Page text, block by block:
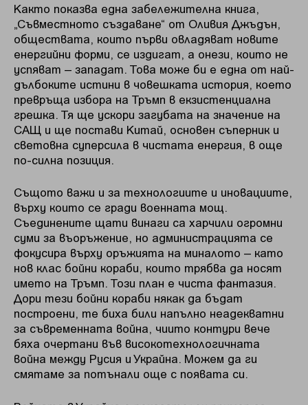
Както показва една забележителна книга,
„Съвместното създаване“ от Оливия Джъдън,
обществата, които първи овладяват новите
енергийни форми, се издигат, а онези, които не
успяват – западат. Това може би е една от най-
дълбоките истини в човешката история, което
превръща избора на Тръмп в екзистенциална
грешка. Тя ще ускори загубата на значение на
САЩ и ще постави Китай, основен съперник и
световна суперсила в чистата енергия, в още
по-силна позиция.
Същото важи и за технологиите и иновациите,
върху които се гради военната мощ.
Съединените щати винаги са харчили огромни
суми за въоръжение, но администрацията се
фокусира върху оръжията на миналото – като
нов клас бойни кораби, които трябва да носят
името на Тръмп. Този план е чиста фантазия.
Дори тези бойни кораби някак да бъдат
построени, те биха били напълно неадекватни
за съвременната война, чиито контури вече
бяха очертани във високотехнологичната
война между Русия и Украйна. Можем да ги
смятаме за потънали още с появата си.